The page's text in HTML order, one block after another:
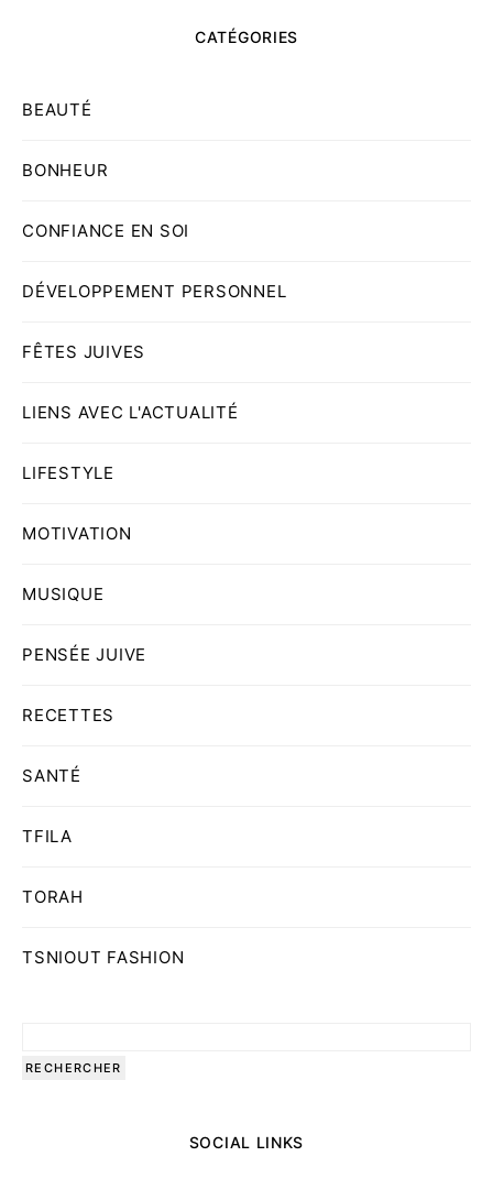
CATÉGORIES
BEAUTÉ
BONHEUR
CONFIANCE EN SOI
DÉVELOPPEMENT PERSONNEL
FÊTES JUIVES
LIENS AVEC L'ACTUALITÉ
LIFESTYLE
MOTIVATION
MUSIQUE
PENSÉE JUIVE
RECETTES
SANTÉ
TFILA
TORAH
TSNIOUT FASHION
SOCIAL LINKS